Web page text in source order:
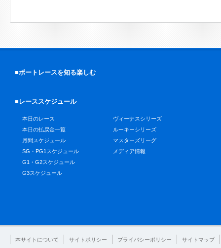
■ボートレースを知る楽しむ
■レーススケジュール
本日のレース
本日の払戻金一覧
月間スケジュール
SG・PG1スケジュール
G1・G2スケジュール
G3スケジュール
ヴィーナスシリーズ
ルーキーシリーズ
マスターズリーグ
メディア情報
本サイトについて サイトポリシー プライバシーポリシー サイトマップ